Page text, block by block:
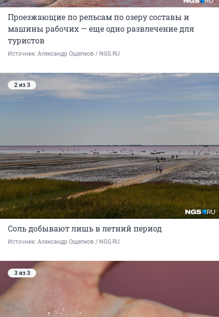
Проезжающие по рельсам по озеру составы и
машины рабочих — еще одно развлечение для
туристов
Источник: Александр Ощепков / NGS.RU
2 из 3
Соль добывают лишь в летний период
Источник: Александр Ощепков / NGS.RU
3 из 3